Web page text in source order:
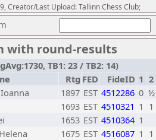
Creator/Last Upload: Tallinn Chess Club;
with round-results
TB1: 23 / TB2: 14)
Rtg FED FideID 1 2
1897 EST 4512286 0 ½
1693 EST 4510321 1 1
1653 EST 4510364 1
1675 EST 4516087 1 1